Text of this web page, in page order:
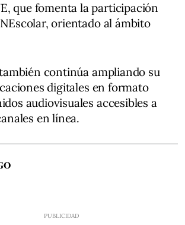
que fomenta la participación
orientado al ámbito
continúa ampliando su
digitales en formato
audiovisuales accesibles a
en línea.